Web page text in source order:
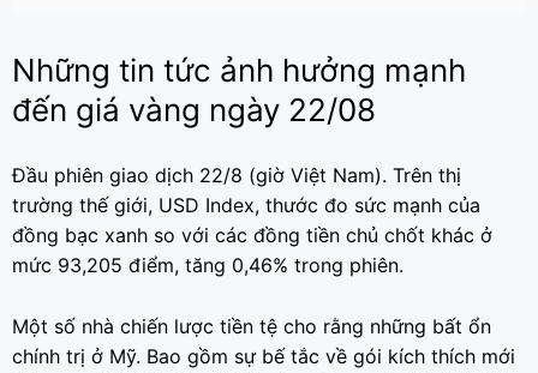
Những tin tức ảnh hưởng mạnh
đến giá vàng ngày 22/08
Đầu phiên giao dịch 22/8 (giờ Việt Nam). Trên thị
trường thế giới, USD Index, thước đo sức mạnh của
đồng bạc xanh so với các đồng tiền chủ chốt khác ở
mức 93,205 điểm, tăng 0,46% trong phiên.
Một số nhà chiến lược tiền tệ cho rằng những bất ổn
chính trị ở Mỹ. Bao gồm sự bế tắc về gói kích thích mới